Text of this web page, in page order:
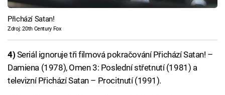
Přichází Satan!
Zdroj: 20th Century Fox
4) Seriál ignoruje tři filmová pokračování Přichází Satan! –
Damiena (1978), Omen 3: Poslední střetnutí (1981) a
televizní Přichází Satan – Procitnutí (1991).